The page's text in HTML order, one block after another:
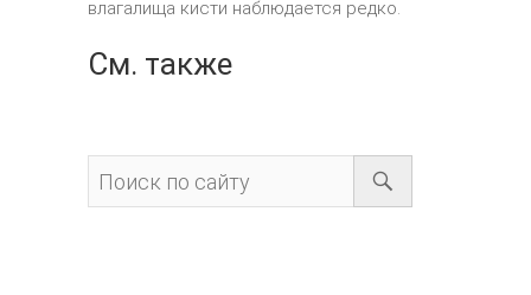
влагалища кисти наблюдается редко.
См. также